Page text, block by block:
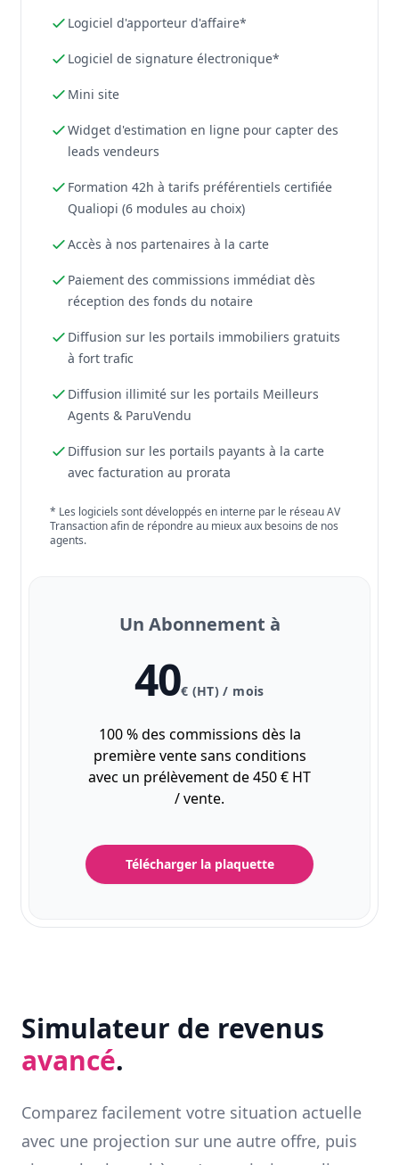
Logiciel d'apporteur d'affaire*
Logiciel de signature électronique*
Mini site
Widget d'estimation en ligne pour capter des
leads vendeurs
Formation 42h à tarifs préférentiels certifiée
Qualiopi (6 modules au choix)
Accès à nos partenaires à la carte
Paiement des commissions immédiat dès
réception des fonds du notaire
Diffusion sur les portails immobiliers gratuits
à fort trafic
Diffusion illimité sur les portails Meilleurs
Agents & ParuVendu
Diffusion sur les portails payants à la carte
avec facturation au prorata
* Les logiciels sont développés en interne par le réseau AV
Transaction afin de répondre au mieux aux besoins de nos
agents.
Un Abonnement à
40€ (HT) / mois
100 % des commissions dès la
première vente sans conditions
avec un prélèvement de 450 € HT
/ vente.
Télécharger la plaquette
Simulateur de revenus
avancé.
Comparez facilement votre situation actuelle
avec une projection sur une autre offre, puis